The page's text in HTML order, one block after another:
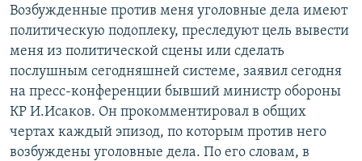
БИЗ ЖАНА ДҮЙНӨ
ДАНИСТЕ
ЭЖЕ-СИҢДИЛЕР
АЗАТТЫК+
ЫҢГАЙСЫЗ СУРООЛОР
Русский
ОНЛАЙН ШЕРИНЕ
Возбужденные против меня уголовные дела имеют
политическую подоплеку, преследуют цель вывести
меня из политической сцены или сделать
послушным сегодняшней системе, заявил сегодня
на пресс-конференции бывший министр обороны
КР И.Исаков. Он прокомментировал в общих
чертах каждый эпизод, по которым против него
возбуждены уголовные дела. По его словам, в